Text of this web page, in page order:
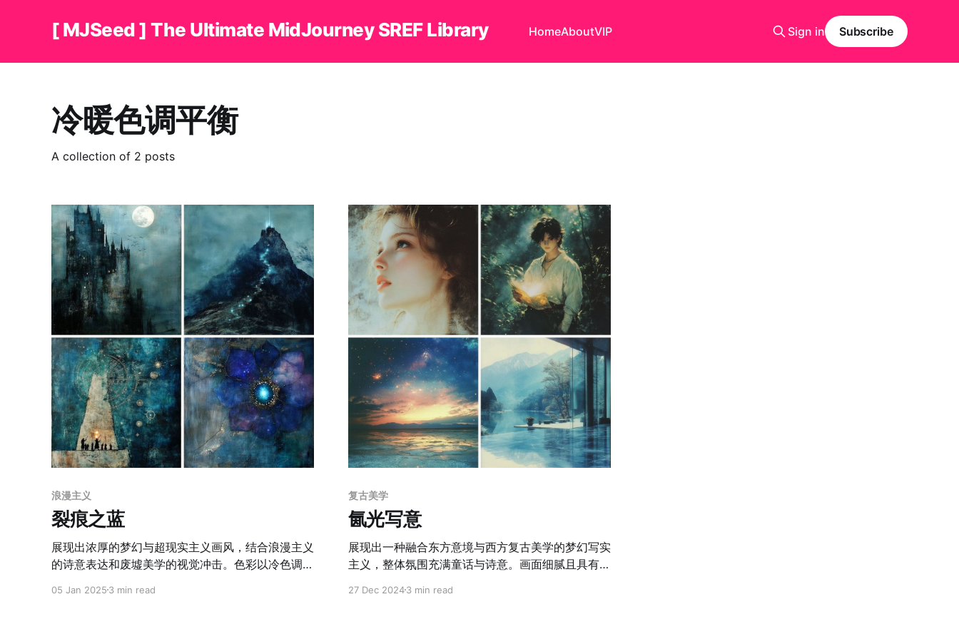
[ MJSeed ] The Ultimate MidJourney SREF Library HomeAboutVIP Sign in Subscribe
冷暖色调平衡
A collection of 2 posts
浪漫主义
裂痕之蓝
展现出浓厚的梦幻与超现实主义画风，结合浪漫主义
的诗意表达和废墟美学的视觉冲击。色彩以冷色调为
暖色点缀（如灯光和局部红色），构建了冷暖交织的
05 Jan 2025 3 min read
复古美学
氤光写意
展现出一种融合东方意境与西方复古美学的梦幻写实
主义，整体氛围充满童话与诗意。画面细腻且具有高
造以及细节刻画上。通过柔光和散射光的运用，增强
27 Dec 20243 min read